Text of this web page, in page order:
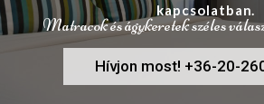
Matracok és ágykeretek széles
kapcsolatban.
Hívjon most! +36-20-